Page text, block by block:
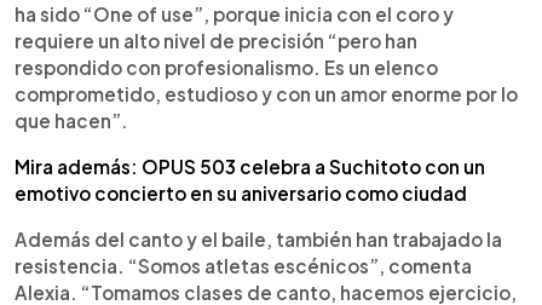
ha sido “One of use”, porque inicia con el coro y
requiere un alto nivel de precisión “pero han
respondido con profesionalismo. Es un elenco
comprometido, estudioso y con un amor enorme por lo
que hacen”.
Mira además: OPUS 503 celebra a Suchitoto con un
emotivo concierto en su aniversario como ciudad
Además del canto y el baile, también han trabajado la
resistencia. “Somos atletas escénicos”, comenta
Alexia. “Tomamos clases de canto, hacemos ejercicio,